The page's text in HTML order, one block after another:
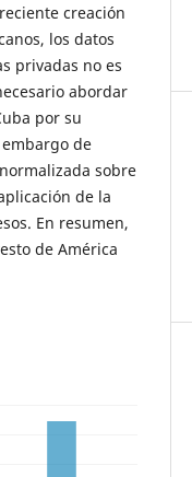
creación
los datos
privadas no es
abordar
por su
de
sobre
de la
En resumen,
de América